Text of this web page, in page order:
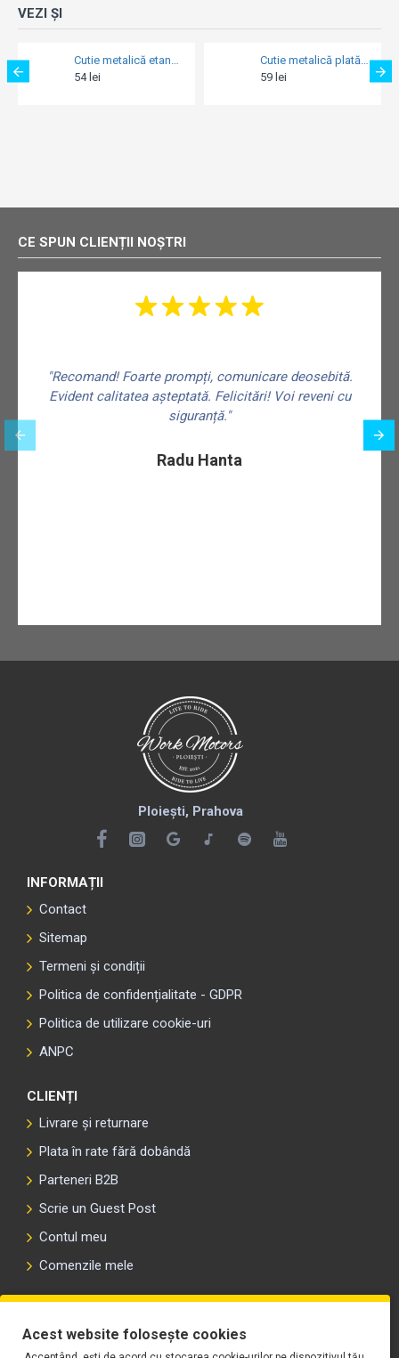
VEZI ȘI
Cutie metalică etanșă - Every Bite You Take Dog Treats - Pana la Ultima Inghititura
54 lei
Cutie metalică plată - Tea ; Cookies Together - Biscuiti și Ceai
59 lei
CE SPUN CLIENȚII NOȘTRI
"Recomand! Foarte prompți, comunicare deosebită.
Evident calitatea așteptată. Felicitări! Voi reveni cu
siguranță."
Radu Hanta
Ploiești, Prahova
INFORMAȚII
Contact
Sitemap
Termeni și condiții
Politica de confidențialitate - GDPR
Politica de utilizare cookie-uri
ANPC
CLIENȚI
Livrare și returnare
Plata în rate fără dobândă
Parteneri B2B
Scrie un Guest Post
Contul meu
Comenzile mele
Acest website folosește cookies